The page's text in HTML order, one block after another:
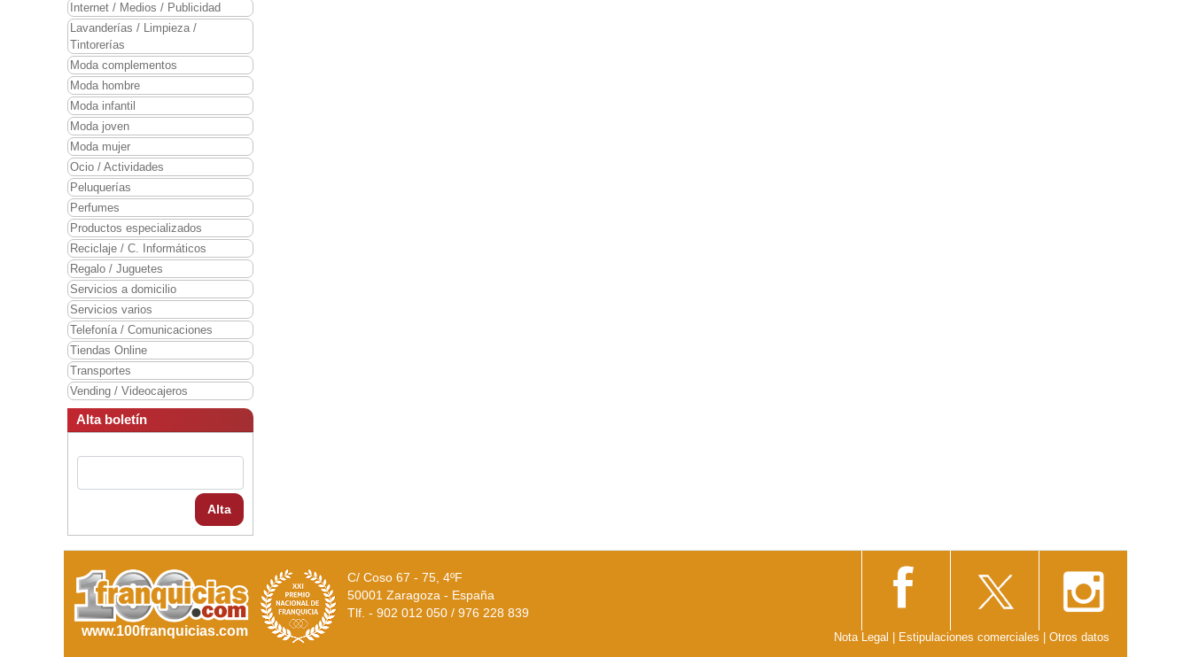
Internet / Medios / Publicidad
Lavanderías / Limpieza /
Tintorerías
Moda complementos
Moda hombre
Moda infantil
Moda joven
Moda mujer
Ocio / Actividades
Peluquerías
Perfumes
Productos especializados
Reciclaje / C. Informáticos
Regalo / Juguetes
Servicios a domicilio
Servicios varios
Telefonía / Comunicaciones
Tiendas Online
Transportes
Vending / Videocajeros
Alta boletín
Alta
www.100franquicias.com
C/ Coso 67 - 75, 4ºF
50001 Zaragoza - España
Tlf. - 902 012 050 / 976 228 839
Nota Legal Estipulaciones comerciales Otros datos